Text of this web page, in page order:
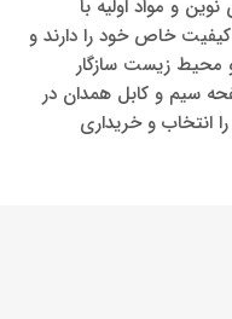
و مواد اولیه با
خاص خود را دارند و
و محیط زیست سازگار
سیم و کابل همدان در
انتخاب و خریداری